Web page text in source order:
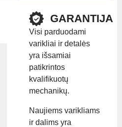
GARANTIJA
Visi parduodami
varikliai ir detalės
yra išsamiai
patikrintos
kvalifikuotų
mechanikų.
Naujiems varikliams
ir dalims yra